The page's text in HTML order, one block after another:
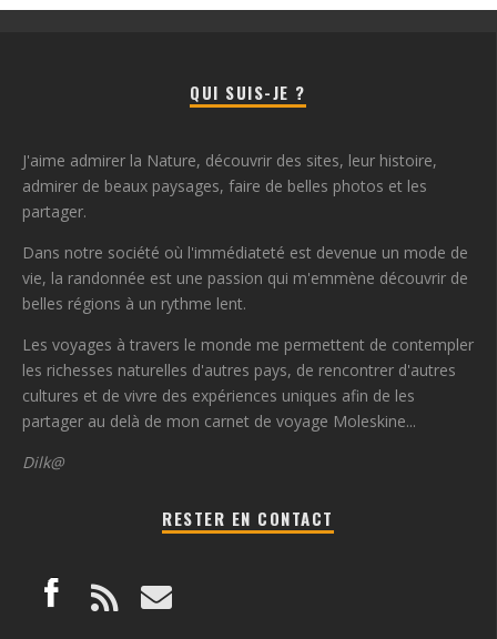
QUI SUIS-JE ?
J'aime admirer la Nature, découvrir des sites, leur histoire,
admirer de beaux paysages, faire de belles photos et les
partager.
Dans notre société où l'immédiateté est devenue un mode de
vie, la randonnée est une passion qui m'emmène découvrir de
belles régions à un rythme lent.
Les voyages à travers le monde me permettent de contempler
les richesses naturelles d'autres pays, de rencontrer d'autres
cultures et de vivre des expériences uniques afin de les
partager au delà de mon carnet de voyage Moleskine...
Dilk@
RESTER EN CONTACT